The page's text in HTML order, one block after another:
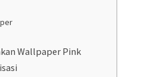
Wallpaper Pink